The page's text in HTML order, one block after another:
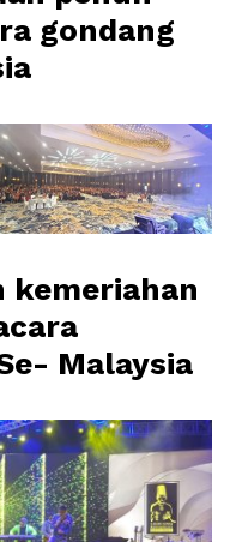
gondang
kemeriahan
Malaysia